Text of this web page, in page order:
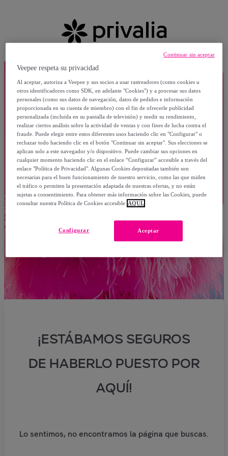
¡ESTÁBAMOS SEGUROS
DE HABERLO PUESTO POR
AQUÍ!
Lo sentimos, no encontramos la página que buscas.
Veepee respeta su privacidad
Al aceptar, autoriza a Veepee y sus socios a usar rastreadores (como cookies u
otros identificadores como SDK, en adelante "Cookies") y a procesar sus datos
personales (como sus datos de navegación, datos de pedidos e información
proporcionada en su cuenta de miembro) con el fin de ofrecerle publicidad
personalizada (incluida en su pantalla de televisión) y medir su rendimiento,
realizar ciertos análisis sobre la actividad de ventas y con fines de lucha contra el
fraude. Puede elegir entre estos diferentes usos haciendo clic en "Configurar" o
rechazar todo haciendo clic en el botón "Continuar sin aceptar". Sus elecciones se
aplican solo a este navegador y/o dispositivo. Puede cambiar sus opciones en
cualquier momento haciendo clic en el enlace “Configurar” accesible a través del
enlace "Política de Privacidad". Algunas Cookies depositadas también son
necesarias para el buen funcionamiento de nuestro servicio, como las que miden
el tráfico o permiten la presentación adaptada de nuestras ofertas, y no están
sujetas a consentimiento. Para obtener más información sobre las Cookies, puede
consultar nuestra Política de Cookies accesible AQUÍ.
Aceptar
Configurar
Continuar sin aceptar